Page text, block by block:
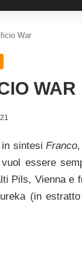
War
WAR
in sintesi Franco
essere
Pils, Vienna e
(in